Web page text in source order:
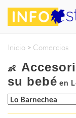
Inicio > Comercios
👶
su bebé en